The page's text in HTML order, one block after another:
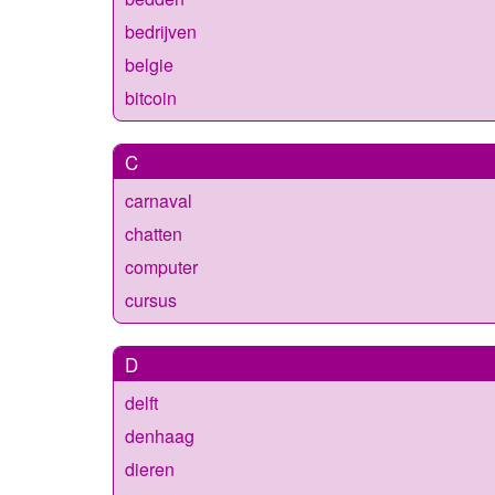
bedrijven
belgie
bitcoin
C
carnaval
chatten
computer
cursus
D
delft
denhaag
dieren